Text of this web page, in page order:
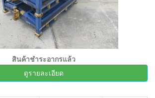
สินค้าชำระอากรแล้ว
ดูรายละเอียด